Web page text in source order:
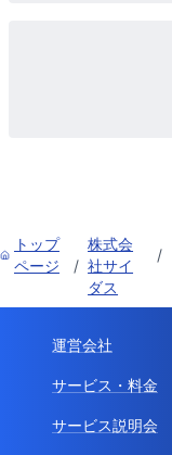
トップ
ページ
/
株式会
社サイ
ダス
/
運営会社
サービス・料金
サービス説明会